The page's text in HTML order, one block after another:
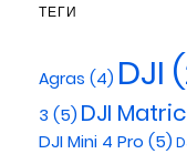
ТЕГИ
Agras (4) DJI
3 (5) DJI
DJI Mini 4 Pro (5)